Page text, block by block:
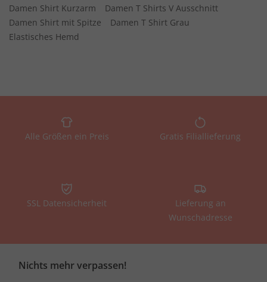
Damen Shirt Kurzarm
Damen T Shirts V Ausschnitt
Damen Shirt mit Spitze
Damen T Shirt Grau
Elastisches Hemd
Alle Größen ein Preis Gratis Filiallieferung
SSL Datensicherheit
Lieferung an
Wunschadresse
Nichts mehr verpassen!